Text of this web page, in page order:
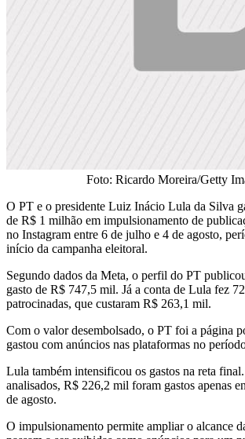
Foto: Ricardo Moreira/Getty
O PT e o presidente Luiz Inácio Lula da Silva
de R$ 1 milhão em impulsionamento de
no Instagram entre 6 de julho e 4 de agosto,
início da campanha eleitoral.
Segundo dados da Meta, o perfil do PT
gasto de R$ 747,5 mil. Já a conta de Lula fez
patrocinadas, que custaram R$ 263,1 mil.
Com o valor desembolsado, o PT foi a página
gastou com anúncios nas plataformas no
Lula também intensificou os gastos na reta
analisados, R$ 226,2 mil foram gastos apenas
de agosto.
O impulsionamento permite ampliar o alcance